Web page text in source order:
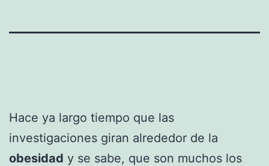
Hace ya largo tiempo que las
investigaciones giran alrededor de la
obesidad y se sabe, que son muchos los